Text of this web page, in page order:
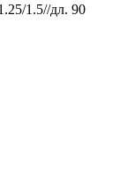
1.5//дл. 90